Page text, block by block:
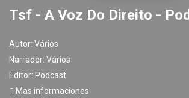
Tsf - A Voz Do Direito -
Autor: Vários
Narrador: Vários
Editor: Podcast
Mas informaciones